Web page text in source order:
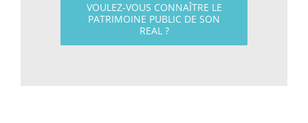
VOULEZ-VOUS CONNAÎTRE LE
PATRIMOINE PUBLIC DE SON
REAL ?